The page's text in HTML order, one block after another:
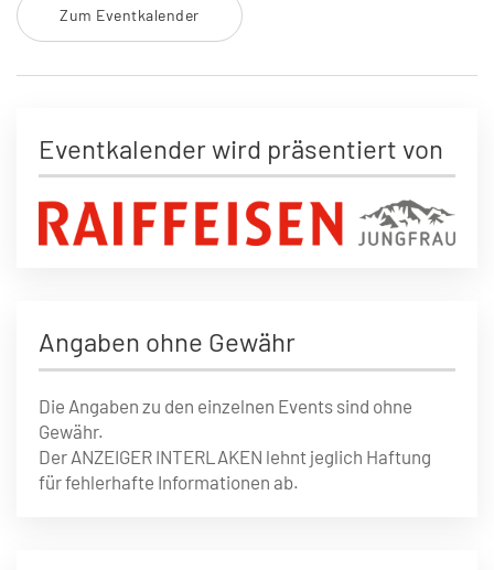
Zum Eventkalender
Eventkalender wird präsentiert von
Angaben ohne Gewähr
Die Angaben zu den einzelnen Events sind ohne
Gewähr.
Der ANZEIGER INTERLAKEN lehnt jeglich Haftung
für fehlerhafte Informationen ab.